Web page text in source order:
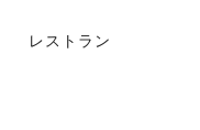
レストラン